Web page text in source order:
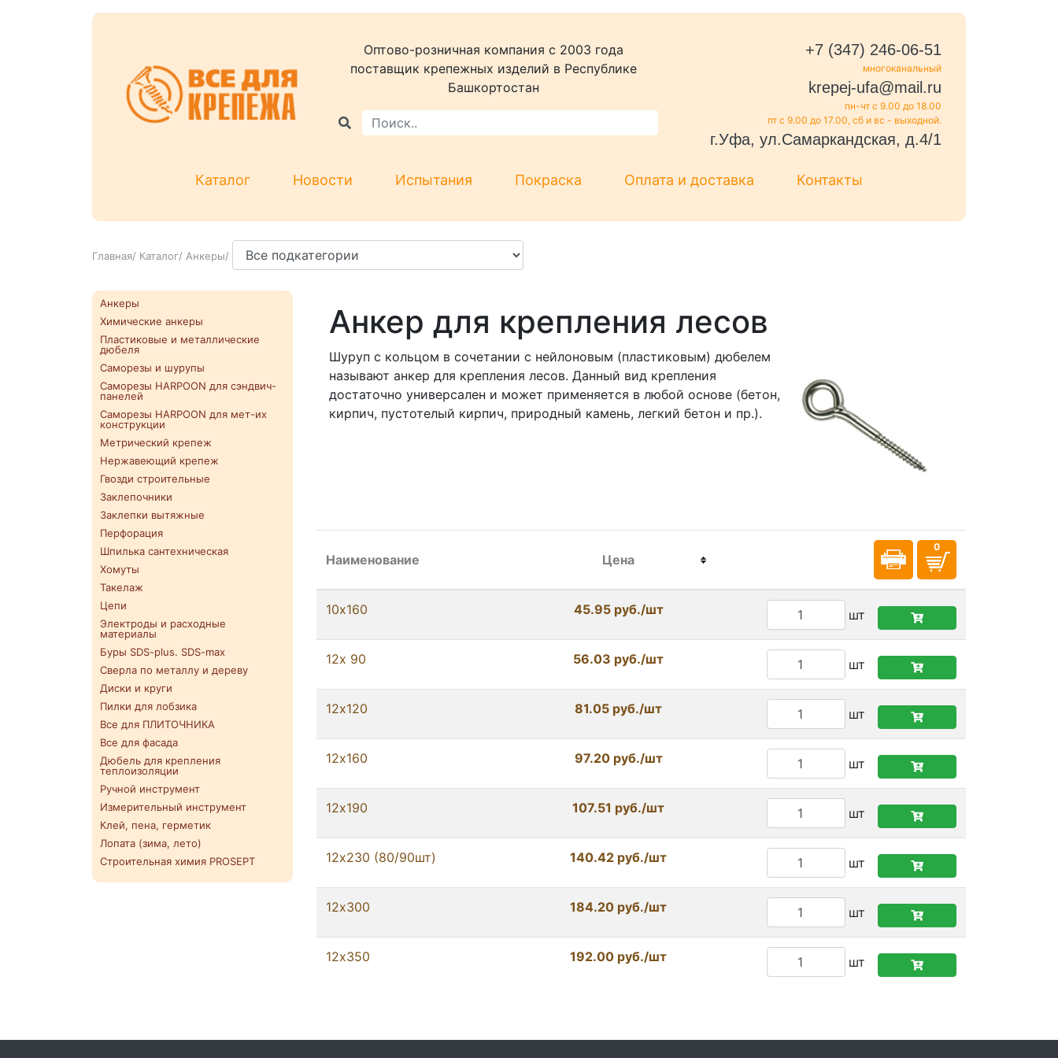
Оптово-розничная компания c 2003 года
поставщик крепежных изделий в Республике
Башкортостан
+7 (347) 246-06-51
многоканальный
krepej-ufa@mail.ru
пн-чт с 9.00 до 18.00
пт с 9.00 до 17.00, сб и вс - выходной.
г.Уфа, ул.Самаркандская, д.4/1
Каталог Новости Испытания Покраска Оплата и доставка Контакты
Главная/ Каталог/ Анкеры/
Анкеры
Химические анкеры
Пластиковые и металлические
дюбеля
Саморезы и шурупы
Саморезы HARPOON для сэндвич-
панелей
Саморезы HARPOON для мет-их
конструкции
Метрический крепеж
Нержавеющий крепеж
Гвозди строительные
Заклепочники
Заклепки вытяжные
Перфорация
Шпилька сантехническая
Хомуты
Такелаж
Цепи
Электроды и расходные
материалы
Буры SDS-plus. SDS-max
Сверла по металлу и дереву
Диски и круги
Пилки для лобзика
Все для ПЛИТОЧНИКА
Все для фасада
Дюбель для крепления
теплоизоляции
Ручной инструмент
Измерительный инструмент
Клей, пена, герметик
Лопата (зима, лето)
Строительная химия PROSEPT
Анкер для крепления лесов
Шуруп с кольцом в сочетании с нейлоновым (пластиковым) дюбелем
называют анкер для крепления лесов. Данный вид крепления
достаточно универсален и может применяется в любой основе (бетон,
кирпич, пустотелый кирпич, природный камень, легкий бетон и пр.).
Наименование Цена
10х160 45.95 руб./шт шт
12х 90 56.03 руб./шт шт
12х120 81.05 руб./шт шт
12х160 97.20 руб./шт шт
12х190 107.51 руб./шт шт
12х230 (80/90шт) 140.42 руб./шт шт
12х300 184.20 руб./шт шт
12х350 192.00 руб./шт шт